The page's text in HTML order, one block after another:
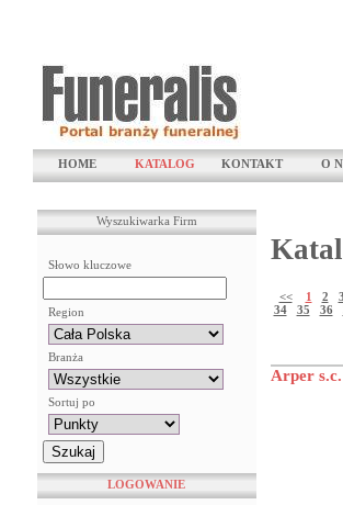
HOME KATALOG KONTAKT O
Wyszukiwarka Firm
Słowo kluczowe
Region
Branża
Sortuj po
LOGOWANIE
<< 1 2 3
34
35 36
Arper s.c.